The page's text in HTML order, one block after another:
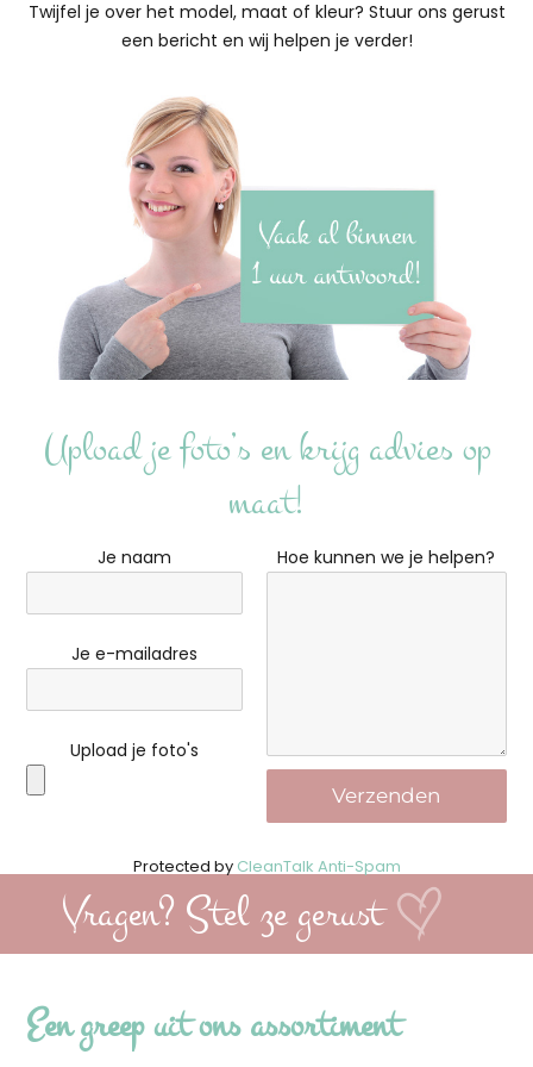
Twijfel je over het model, maat of kleur? Stuur ons gerust
een bericht en wij helpen je verder!
Upload je foto’s en krijg advies op
maat!
Je naam
Je e-mailadres
Upload je foto's
Hoe kunnen we je helpen?
Protected by CleanTalk Anti-Spam
Vragen? Stel ze gerust
Een greep uit ons assortiment